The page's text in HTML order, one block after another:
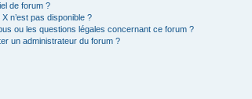
de forum ?
n’est pas disponible ?
ou les questions légales concernant ce forum ?
un administrateur du forum ?